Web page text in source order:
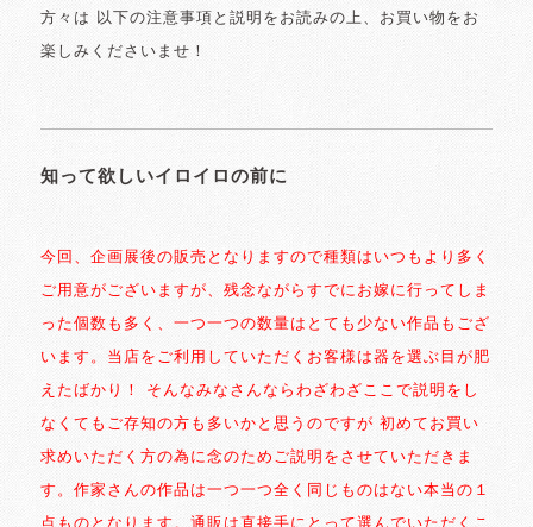
方々は 以下の注意事項と説明をお読みの上、お買い物をお
楽しみくださいませ！
知って欲しいイロイロの前に
今回、企画展後の販売となりますので種類はいつもより多く
ご用意がございますが、残念ながらすでにお嫁に行ってしま
った個数も多く、一つ一つの数量はとても少ない作品もござ
います。当店をご利用していただくお客様は器を選ぶ目が肥
えたばかり！ そんなみなさんならわざわざここで説明をし
なくてもご存知の方も多いかと思うのですが 初めてお買い
求めいただく方の為に念のためご説明をさせていただきま
す。作家さんの作品は一つ一つ全く同じものはない本当の１
点ものとなります。通販は直接手にとって選んでいただくこ